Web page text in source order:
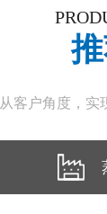
从客户角度，实